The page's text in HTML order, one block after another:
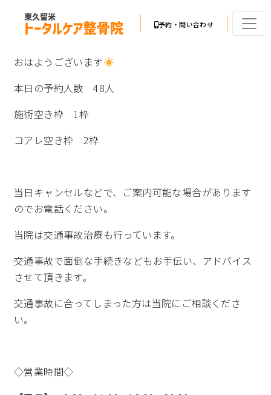
予約・問い合わせ
おはようございます
本日の予約人数 48人
施術空き枠 1枠
コアレ空き枠 2枠
当日キャンセルなどで、ご案内可能な場合があります
のでお電話ください。
当院は交通事故治療も行っています。
交通事故で面倒な手続きなどもお手伝い、アドバイス
させて頂きます。
交通事故に合ってしまった方は当院にご相談くださ
い。
◇営業時間◇